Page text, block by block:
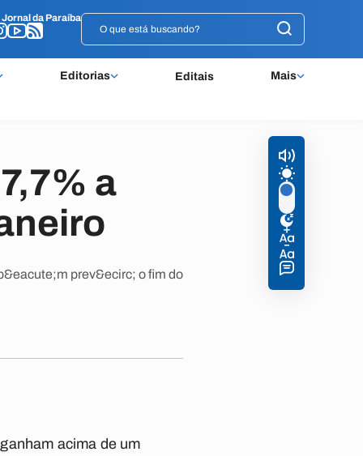
Jornal da Paraíba
Editorias Editais Mais
Jornal da Paraíba
a
prev&ecirc; o fim do
acima de um